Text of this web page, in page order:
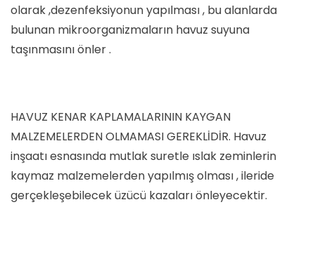
olarak ,dezenfeksiyonun yapılması , bu alanlarda
bulunan mikroorganizmaların havuz suyuna
taşınmasını önler .
HAVUZ KENAR KAPLAMALARININ KAYGAN
MALZEMELERDEN OLMAMASI GEREKLİDİR. Havuz
inşaatı esnasında mutlak suretle ıslak zeminlerin
kaymaz malzemelerden yapılmış olması , ileride
gerçekleşebilecek üzücü kazaları önleyecektir.